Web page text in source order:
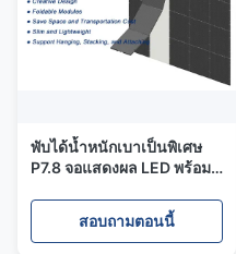
พับได้น้ำหนักเบาเป็นพิเศษ
P7.8 จอแสดงผล LED พร้อม
สอบถามตอนนี้